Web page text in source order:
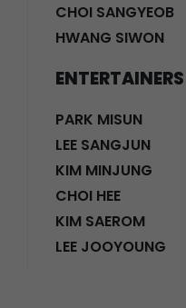
CHOI SANGYEOB
HWANG SIWON
ENTERTAINERS
PARK MISUN
LEE SANGJUN
KIM MINJUNG
CHOI HEE
KIM SAEROM
LEE JOOYOUNG